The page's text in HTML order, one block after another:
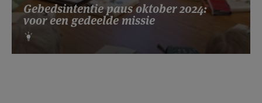
Gebedsintentie paus oktober 2024:
voor een gedeelde missie